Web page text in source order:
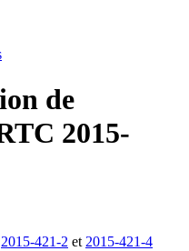
de
2015-
2015-421-2 et 2015-421-4